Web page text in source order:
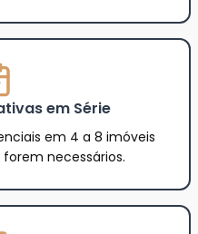
em Série
em 4 a 8 imóveis
necessários.